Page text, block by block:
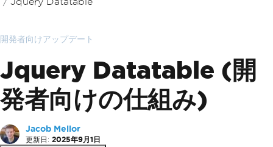
開発者向けアップデート
Jquery Datatable (開
発者向けの仕組み)
Jacob Mellor
更新日: 2025年9月1日